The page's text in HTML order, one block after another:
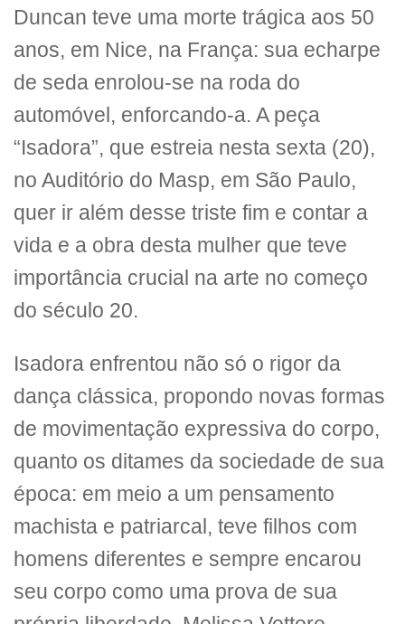
Duncan teve uma morte trágica aos 50
anos, em Nice, na França: sua echarpe
de seda enrolou-se na roda do
automóvel, enforcando-a. A peça
“Isadora”, que estreia nesta sexta (20),
no Auditório do Masp, em São Paulo,
quer ir além desse triste fim e contar a
vida e a obra desta mulher que teve
importância crucial na arte no começo
do século 20.
Isadora enfrentou não só o rigor da
dança clássica, propondo novas formas
de movimentação expressiva do corpo,
quanto os ditames da sociedade de sua
época: em meio a um pensamento
machista e patriarcal, teve filhos com
homens diferentes e sempre encarou
seu corpo como uma prova de sua